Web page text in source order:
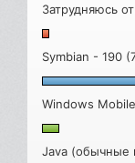
Затрудняюсь
Symbian - 190
Windows
Java (обычные